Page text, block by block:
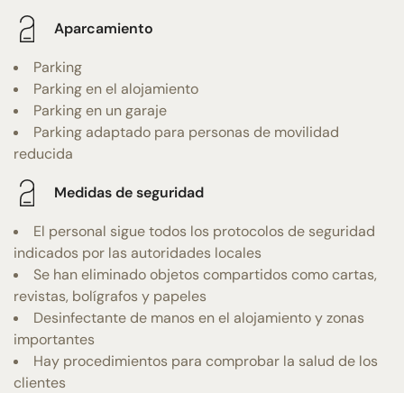
Aparcamiento
Parking
Parking en el alojamiento
Parking en un garaje
Parking adaptado para personas de movilidad
reducida
Medidas de seguridad
El personal sigue todos los protocolos de seguridad
indicados por las autoridades locales
Se han eliminado objetos compartidos como cartas,
revistas, bolígrafos y papeles
Desinfectante de manos en el alojamiento y zonas
importantes
Hay procedimientos para comprobar la salud de los
clientes